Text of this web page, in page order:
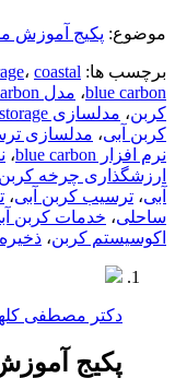
موضوع: پکیج آموزش
برچسب ها: ، coastal
blue carbon، مدل blue carbon
کربن، مدلسازی carbon storage
کربن آبی، مدلسازی
نرم افزار blue carbon
،
ارزشگذاری چرخه کربن
آبی، ترسیب کربن آبی،
ساحلی، خدمات کربن
اکوسیستم کربن،
دکتر مصطفی
پکیج